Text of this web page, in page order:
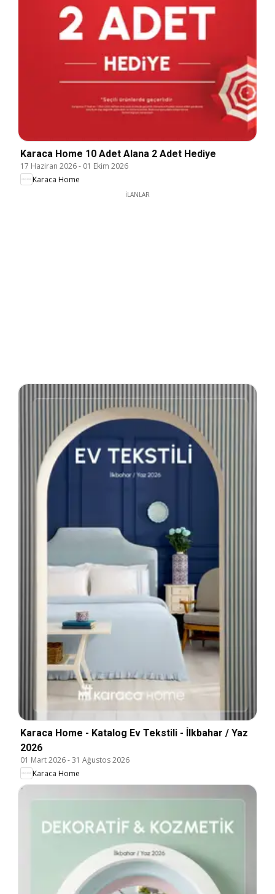
Karaca Home 10 Adet Alana 2 Adet Hediye
17 Haziran 2026- 01 Ekim 2026
Karaca Home
İLANLAR
Karaca Home - Katalog Ev Tekstili - İlkbahar / Yaz
2026
01 Mart 2026-31 Ağustos 2026
Karaca Home